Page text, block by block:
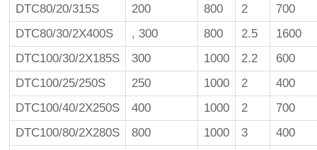
DTC80/20/315S
200 800 2
700
DTC80/30/2Χ400S
, 300 800 2.5
1600
DTC100/30/2Χ185S
300 1000 2.2
600
DTC100/25/250S
250 1000 2
400
DTC100/40/2Χ250S
400 1000 2
700
DTC100/80/2Χ280S
800 1000 3
400